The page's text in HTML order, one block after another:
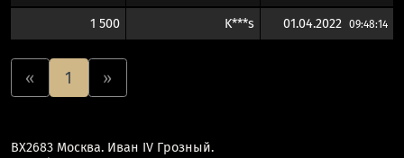
1 500 K***s 01.04.2022 09:48:14
« 1 »
ВХ2683 Москва. Иван IV Грозный.